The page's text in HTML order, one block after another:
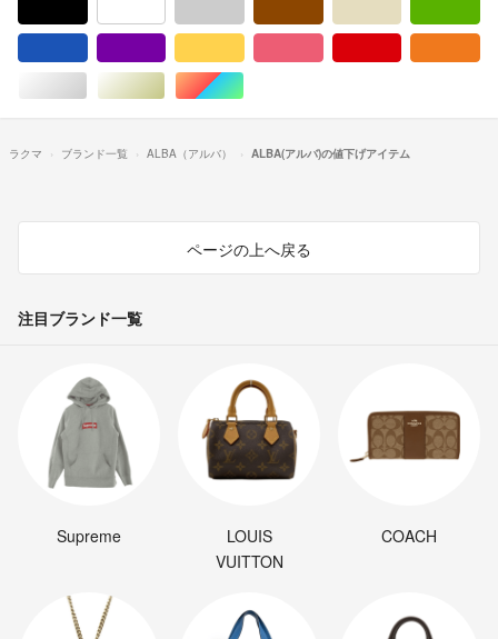
シルバー/銀色系ゴールド/金色系マルチカラー
ラクマ ブランド一覧 ALBA（アルバ） ALBA(アルバ)の値下げアイテム
ページの上へ戻る
注目ブランド一覧
Supreme
LOUIS
VUITTON
COACH